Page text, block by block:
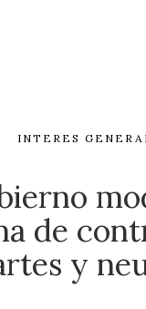
INTERES
de
y